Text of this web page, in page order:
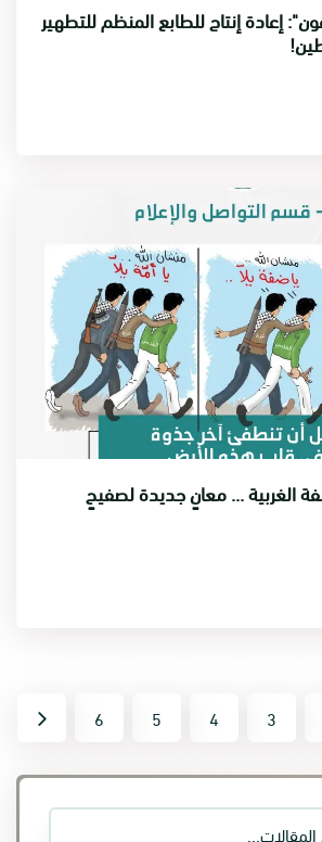
إعادة إنتاج للطابع المنظم للتطهير
الغربية ... معانٍ جديدة لصفيحٍ
3
4
5
6